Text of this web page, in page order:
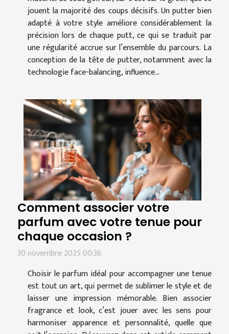
jouent la majorité des coups décisifs. Un putter bien
adapté à votre style améliore considérablement la
précision lors de chaque putt, ce qui se traduit par
une régularité accrue sur l’ensemble du parcours. La
conception de la tête de putter, notamment avec la
technologie face-balancing, influence...
Comment associer votre
parfum avec votre tenue pour
chaque occasion ?
30 novembre 2025 00:36
Choisir le parfum idéal pour accompagner une tenue
est tout un art, qui permet de sublimer le style et de
laisser une impression mémorable. Bien associer
fragrance et look, c’est jouer avec les sens pour
harmoniser apparence et personnalité, quelle que